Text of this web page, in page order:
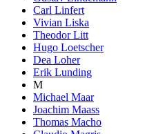
Carl Linfert
Vivian Liska
Theodor Litt
Hugo Loetscher
Dea Loher
Erik Lunding
M
Michael Maar
Joachim Maass
Thomas Macho